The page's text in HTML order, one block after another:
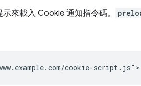
示來載入 Cookie 通知指令碼。